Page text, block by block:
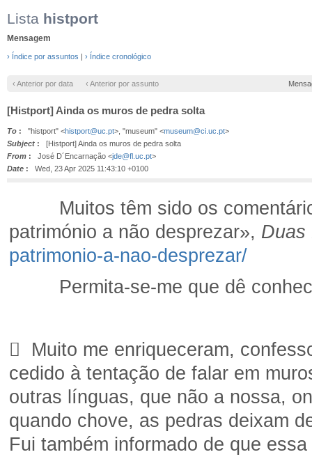
Lista histport
Mensagem
› Índice por assuntos | › Índice cronológico
‹ Anterior por data ‹ Anterior por assunto
[Histport] Ainda os muros de pedra solta
To : "histport" <histport@uc.pt>, "museum" <museum@ci.uc.pt>
Subject : [Histport] Ainda os muros de pedra solta
From : José D´Encarnação <jde@fl.uc.pt>
Date : Wed, 23 Apr 2025 11:43:10 +0100
Muitos têm sido os comentários
património a não desprezar»,
patrimonio-a-nao-desprezar/
Permita-se-me que dê
 Muito me enriqueceram,
cedido à tentação de falar em
outras línguas, que não a nossa,
quando chove, as pedras deixam
Fui também informado de que